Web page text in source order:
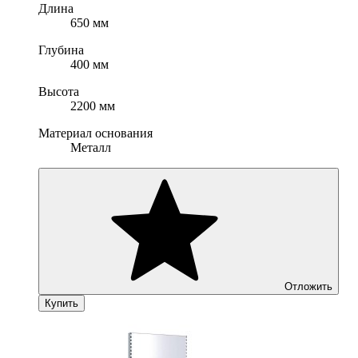
Длина
650 мм
Глубина
400 мм
Высота
2200 мм
Материал основания
Металл
Отложить
Купить